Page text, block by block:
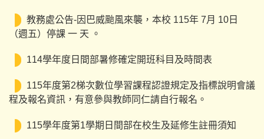
註冊須知
會議紀錄
改善教學
教務處公告-因巴威颱風來襲，本校 115年 7月 10日
（週五）停課 一 天 。
114學年度日間部暑修確定開班科目及時間表
115年度第2梯次數位學習課程認證規定及指標說明會議
程及報名資訊，有意參與教師同仁請自行報名。
115學年度第1學期日間部在校生及延修生註冊須知